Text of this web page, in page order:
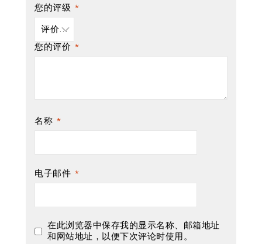
您的评级 *
您的评价 *
名称 *
电子邮件 *
在此浏览器中保存我的显示名称、邮箱地址
和网站地址，以便下次评论时使用。